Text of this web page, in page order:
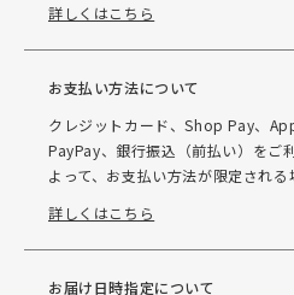
詳しくはこちら
お支払い方法について
クレジットカード、Shop Pay、
PayPay、銀行振込（前払い）をご
よって、お支払い方法が限定される
詳しくはこちら
お届け日時指定について